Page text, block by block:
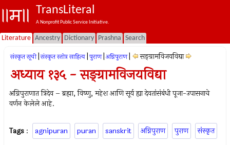
TransLiteral
A Nonprofit Public Service Initiative.
Literature Ancestry Dictionary Prashna Search
संस्कृत सूची संस्कृत स्तोत्र साहित्य पुराण अग्निपुराण सङ्ग्रामविजयविद्या
अध्याय १३५ - सङ्ग्रामविजयविद्या
अग्निपुराणात त्रिदेव – ब्रह्मा, विष्‍णु, महेश आणि सूर्य ह्या देवतांसंबंधी पूजा-उपासनाचे
वर्णन केलेले आहे.
Tags : agnipuran puran sanskrit अग्निपुराण पुराण संस्कृत